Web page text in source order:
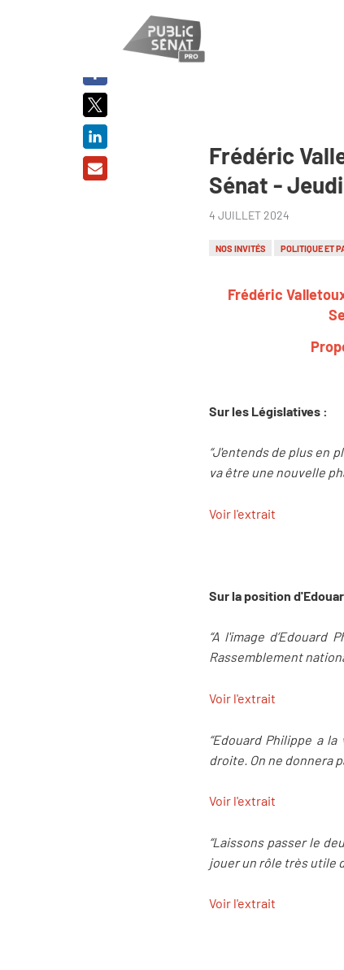
Frédéric
Sénat -
4 JUILLET 2024
NOS INVITÉS POLITIQUE ET
Frédéric
Sur les Législatives :
“J'entends de plus en
va être une nouvelle
Voir l'extrait
Sur la position
“A l'image
Rassemblement
Voir l'extrait
“Edouard Philippe a
droite. On ne donnera
Voir l'extrait
“Laissons passer le
jouer un rôle très utile
Voir l'extrait